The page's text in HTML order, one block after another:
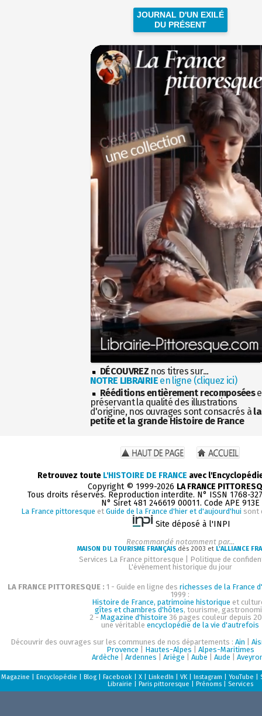
JOURNAL D'UN EXILÉ
DU PRÉSENT
DÉCOUVREZ nos titres sur...
NOTRE LIBRAIRIEen ligne (cliquez ici)
Rééditions entièrement recomposées
préservant la qualité des illustrations
d'origine, nos ouvrages sont consacrés à la
petite et la grande Histoire de France
Retrouvez toute L'HISTOIRE DE FRANCE avec
Copyright © 1999-2026 LA FRANCE
Tous droits réservés. Reproduction interdite. N° ISSN 1768-
N° Siret 481 246619 00011. Code APE 913E
La France pittoresque et Guide de la France d'hier et d'aujourd'hui sont
Site déposé à l'INPI
Recommandé notamment par...
MAISON DU TOURISME FRANÇAISdès 2003 et L'ALLIANCE
Services La France pittoresque
Politique de
L'événement historique du jour
LA FRANCE PITTORESQUE : 1 - Guide en ligne des richesses de la France
1999 :
Histoire de France, patrimoine historique et
gîtes et chambres d'hôtes, tourisme,
2 - Magazine d'histoire 36 pages couleur depuis
une véritable encyclopédie de la vie d'autrefois
Découvrir des ouvrages sur les communes de nos départements : Ain
Provence
Hautes-Alpes
Alpes-Maritimes
Ardèche
Ardennes Ariège Aube Aude
Magazine Encyclopédie Blog| Facebook| X| LinkedIn VK| Instagram YouTube
Librairie
Paris pittoresque Prénoms| Services